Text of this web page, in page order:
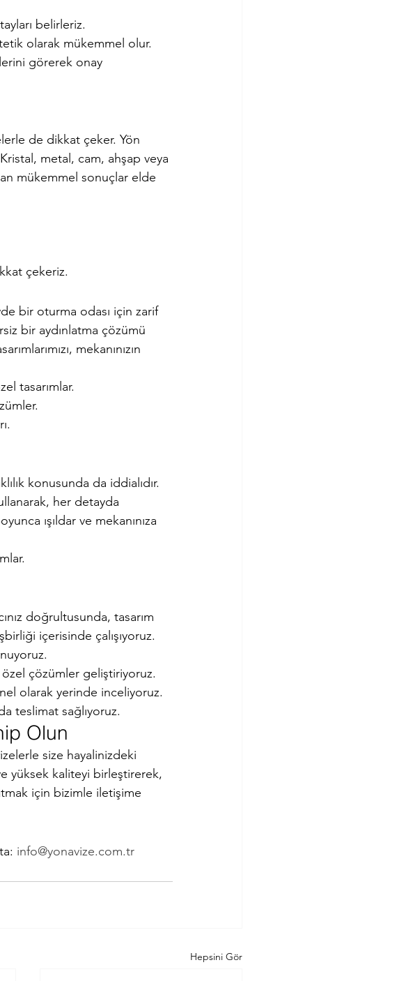
belirleriz.
olarak mükemmel olur.
görerek onay
de dikkat çeker. Yön
metal, cam, ahşap veya
mükemmel sonuçlar elde
çekeriz.
bir oturma odası için zarif
bir aydınlatma çözümü
mekanınızın
tasarımlar.
konusunda da iddialıdır.
her detayda
ışıldar ve mekanınıza
doğrultusunda, tasarım
içerisinde çalışıyoruz.
özel çözümler geliştiriyoruz.
olarak yerinde inceliyoruz.
teslimat sağlıyoruz.
Olun
size hayalinizdeki
yüksek kaliteyi birleştirerek,
için bizimle iletişime
info@yonavize.com.tr
Hepsini Gör